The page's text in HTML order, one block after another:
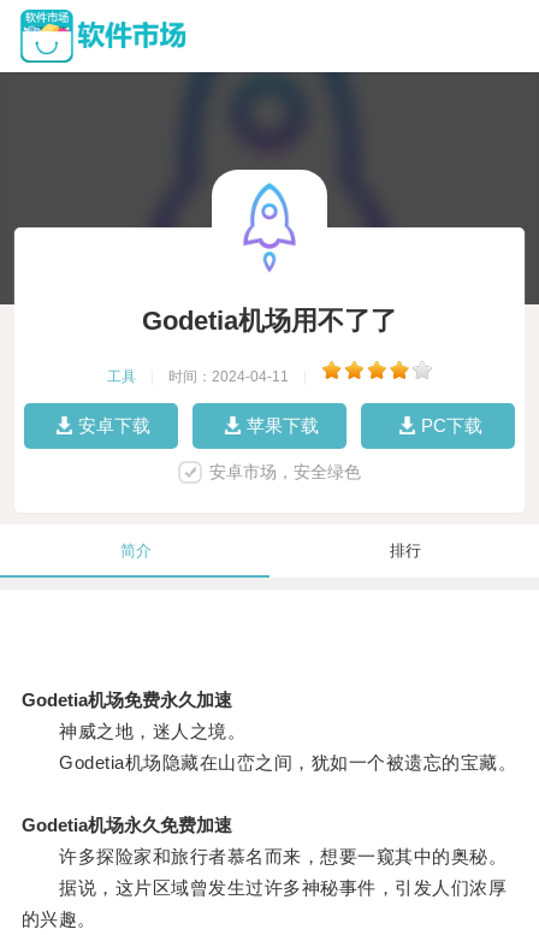
Godetia机场用不了了
工具 时间：2024-04-11
安卓下载 苹果下载 PC下载
安卓市场，安全绿色
简介 排行
Godetia机场免费永久加速
神威之地，迷人之境。
Godetia机场隐藏在山峦之间，犹如一个被遗忘的宝藏。
Godetia机场永久免费加速
许多探险家和旅行者慕名而来，想要一窥其中的奥秘。
据说，这片区域曾发生过许多神秘事件，引发人们浓厚
的兴趣。